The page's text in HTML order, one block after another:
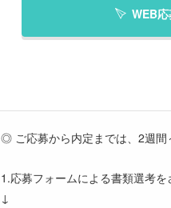
WEB
◎ ご応募から内定までは、2週
1.応募フォームによる書類選考を
↓